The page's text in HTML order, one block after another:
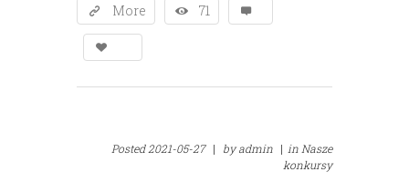
More 71
Posted2021-05-27 | byadmin | in Nasze
konkursy